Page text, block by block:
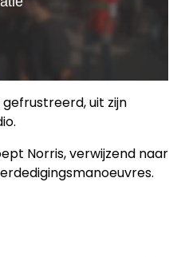
uit zijn
Norris, verwijzend naar